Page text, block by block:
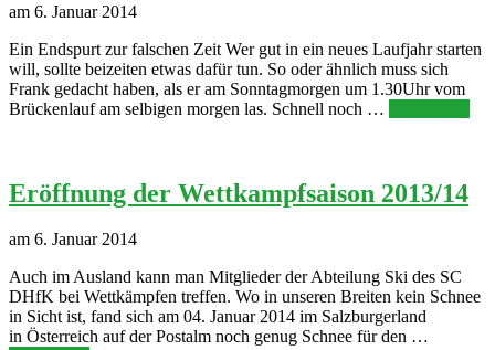
am 6. Januar 2014
Ein Endspurt zur falschen Zeit Wer gut in ein neues Laufjahr starten
will, sollte beizeiten etwas dafür tun. So oder ähnlich muss sich
Frank gedacht haben, als er am Sonntagmorgen um 1.30Uhr vom
Brückenlauf am selbigen morgen las. Schnell noch …
Eröffnung der Wettkampfsaison 2013/14
am 6. Januar 2014
Auch im Ausland kann man Mitglieder der Abteilung Ski des SC
DHfK bei Wettkämpfen treffen. Wo in unseren Breiten kein Schnee
in Sicht ist, fand sich am 04. Januar 2014 im Salzburgerland
in Österreich auf der Postalm noch genug Schnee für den …